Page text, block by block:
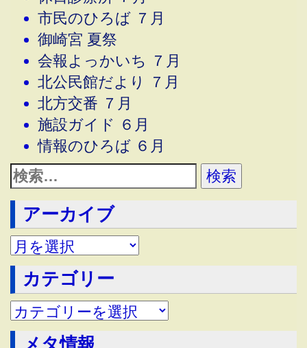
市民のひろば ７月
御崎宮 夏祭
会報よっかいち ７月
北公民館だより ７月
北方交番 ７月
施設ガイド ６月
情報のひろば ６月
アーカイブ
アーカイブ
カテゴリー
メタ情報